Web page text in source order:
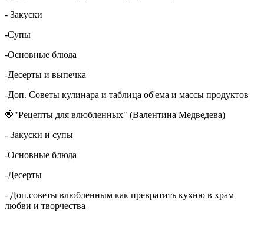
- Закуски
-Супы
-Основные блюда
-Десерты и выпечка
-Доп. Советы кулинара и таблица об'ема и массы продуктов
🍓"Рецепты для влюбленных" (Валентина Медведева)
- Закуски и супы
-Основные блюда
-Десерты
- Доп.советы влюбленным как превратить кухню в храм
любви и творчества